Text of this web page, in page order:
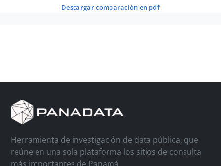
descargar comparación en pdf
Herramienta de investigación de data pública, que
reúne en una sola plataforma los sitios de consulta
más importantes de Panamá.